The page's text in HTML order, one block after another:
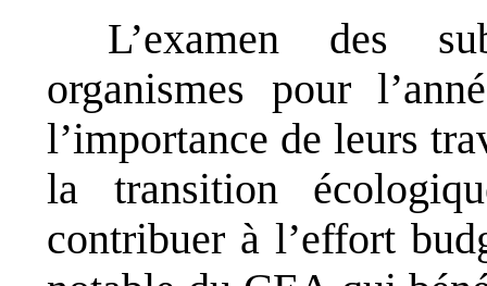
L’examen des
organismes pour
l’importance de leurs
la transition
contribuer à l’effort